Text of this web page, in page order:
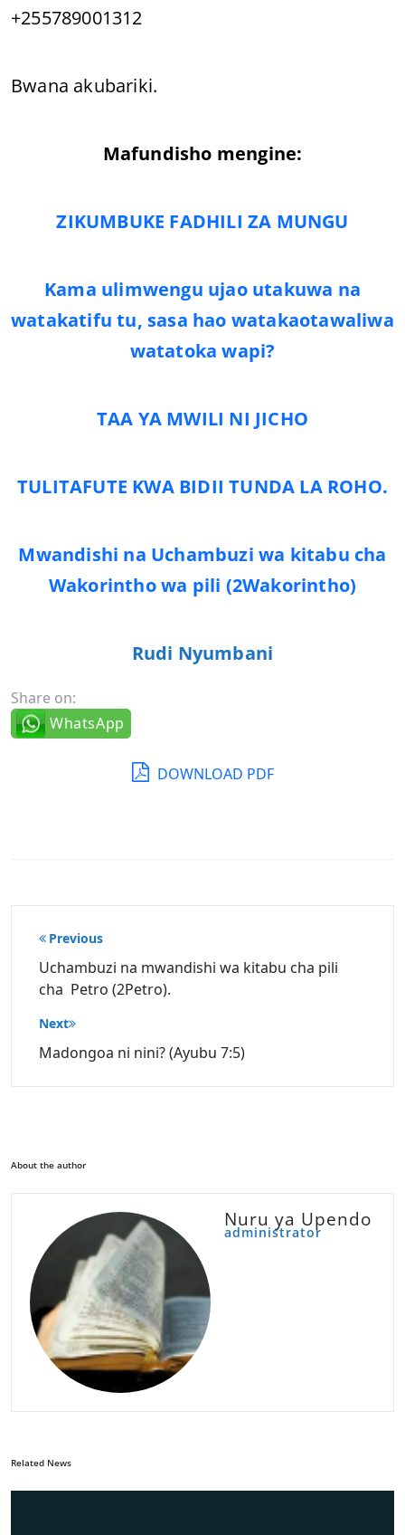
+255789001312
Bwana akubariki.
Mafundisho mengine:
ZIKUMBUKE FADHILI ZA MUNGU
Kama ulimwengu ujao utakuwa na
watakatifu tu, sasa hao watakaotawaliwa
watatoka wapi?
TAA YA MWILI NI JICHO
TULITAFUTE KWA BIDII TUNDA LA ROHO.
Mwandishi na Uchambuzi wa kitabu cha
Wakorintho wa pili (2Wakorintho)
Rudi Nyumbani
Share on:
WhatsApp
DOWNLOAD PDF
Post
navigation
Previous
Uchambuzi na mwandishi wa kitabu cha pili
cha Petro (2Petro).
Next
Madongoa ni nini? (Ayubu 7:5)
About the author
Nuru ya Upendo
administrator
Related News